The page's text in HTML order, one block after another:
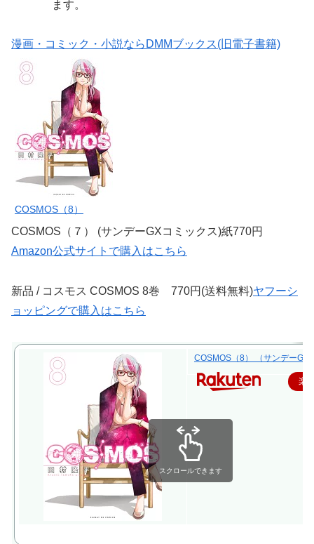
ます。
漫画・コミック・小説ならDMMブックス(旧電子書籍)
COSMOS（8）
COSMOS（７） (サンデーGXコミックス)紙770円
Amazon公式サイトで購入はこちら
新品 / コスモス COSMOS 8巻 770円(送料無料)ヤフーシ
ョッピングで購入はこちら
COSMOS（8） （サンデーGX
楽
スクロールできます